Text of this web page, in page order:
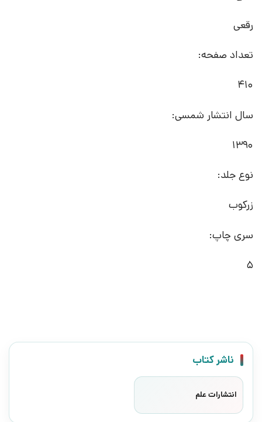
رقعی
تعداد صفحه:
410
سال انتشار شمسی:
1390
نوع جلد:
زرکوب
سری چاپ:
5
ناشر کتاب
انتشارات علم